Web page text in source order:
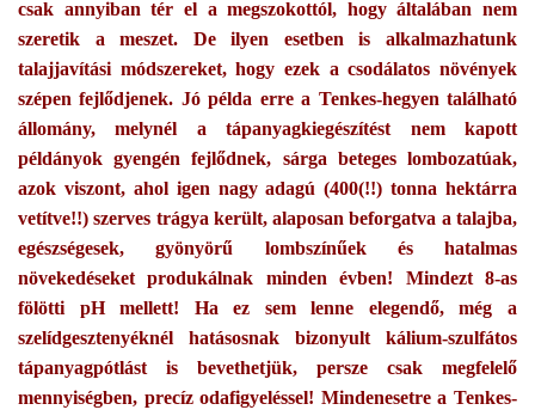
csak annyiban tér el a megszokottól, hogy általában nem
szeretik a meszet. De ilyen esetben is alkalmazhatunk
talajjavítási módszereket, hogy ezek a csodálatos növények
szépen fejlődjenek. Jó példa erre a Tenkes-hegyen található
állomány, melynél a tápanyagkiegészítést nem kapott
példányok gyengén fejlődnek, sárga beteges lombozatúak,
azok viszont, ahol igen nagy adagú (400(!!) tonna hektárra
vetítve!!) szerves trágya került, alaposan beforgatva a talajba,
egészségesek, gyönyörű lombszínűek és hatalmas
növekedéseket produkálnak minden évben! Mindezt 8-as
fölötti pH mellett! Ha ez sem lenne elegendő, még a
szelídgesztenyéknél hatásosnak bizonyult kálium-szulfátos
tápanyagpótlást is bevethetjük, persze csak megfelelő
mennyiségben, precíz odafigyeléssel! Mindenesetre a Tenkes-